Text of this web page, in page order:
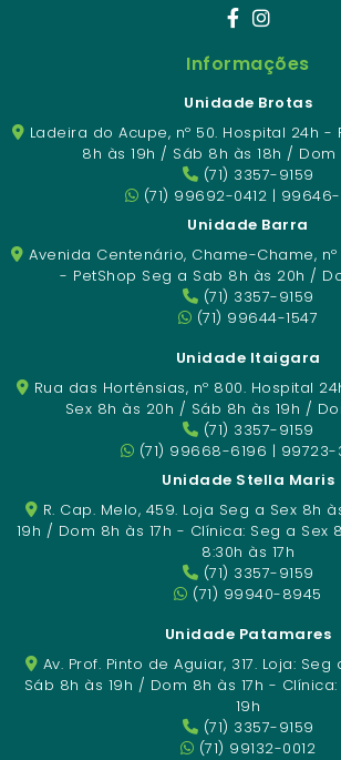
Informações
Unidade Brotas
Ladeira do Acupe, nº 50. Hospital 24h -
8h às 19h / Sáb 8h às 18h / Dom
(71) 3357-9159
(71) 99692-0412 | 99646-
Unidade Barra
Avenida Centenário, Chame-Chame,
- PetShop Seg a Sab 8h às 20h /
(71) 3357-9159
(71) 99644-1547
Unidade Itaigara
Rua das Hortênsias, nº 800. Hospital
Sex 8h às 20h / Sáb 8h às 19h /
(71) 3357-9159
(71) 99668-6196 | 99723-
Unidade Stella Maris
R. Cap. Melo, 459. Loja Seg a Sex 8h
19h / Dom 8h às 17h - Clínica: Seg a Sex
8:30h às 17h
(71) 3357-9159
(71) 99940-8945
Unidade Patamares
Av. Prof. Pinto de Aguiar, 317. Loja:
Sáb 8h às 19h / Dom 8h às 17h -
19h
(71) 3357-9159
(71) 99132-0012